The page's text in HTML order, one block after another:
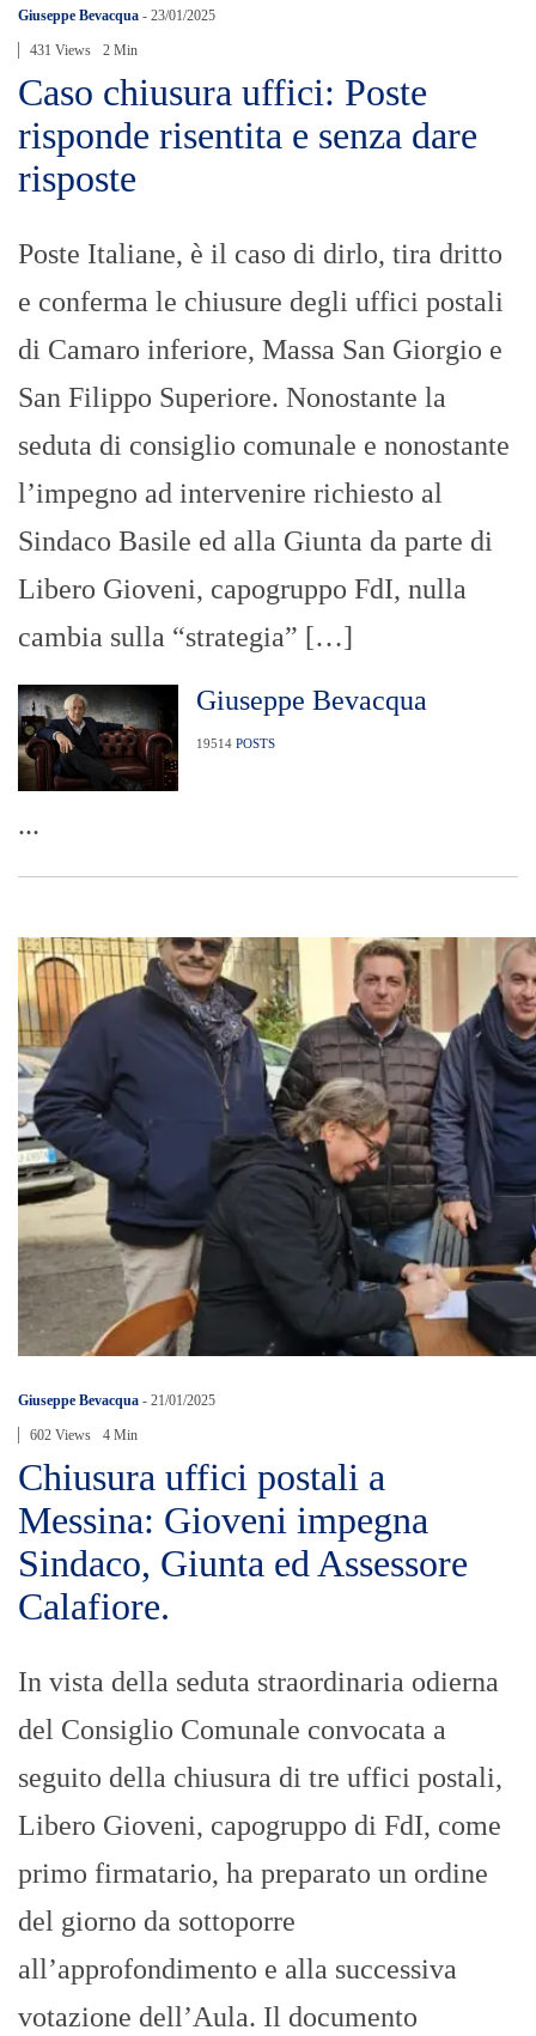
Giuseppe Bevacqua - 23/01/2025
431 Views 2 Min
Caso chiusura uffici: Poste
risponde risentita e senza dare
risposte
Poste Italiane, è il caso di dirlo, tira dritto
e conferma le chiusure degli uffici postali
di Camaro inferiore, Massa San Giorgio e
San Filippo Superiore. Nonostante la
seduta di consiglio comunale e nonostante
l’impegno ad intervenire richiesto al
Sindaco Basile ed alla Giunta da parte di
Libero Gioveni, capogruppo FdI, nulla
cambia sulla “strategia” […]
Giuseppe Bevacqua
19514 POSTS
...
Giuseppe Bevacqua - 21/01/2025
602 Views 4 Min
Chiusura uffici postali a
Messina: Gioveni impegna
Sindaco, Giunta ed Assessore
Calafiore.
In vista della seduta straordinaria odierna
del Consiglio Comunale convocata a
seguito della chiusura di tre uffici postali,
Libero Gioveni, capogruppo di FdI, come
primo firmatario, ha preparato un ordine
del giorno da sottoporre
all’approfondimento e alla successiva
votazione dell’Aula. Il documento